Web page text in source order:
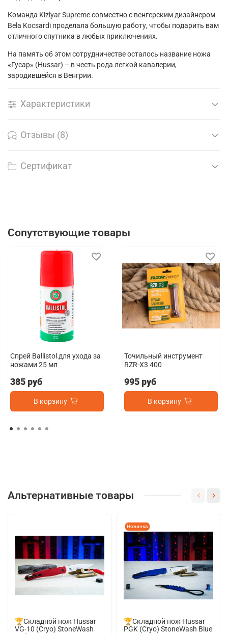
Команда Kizlyar Supremeсовместно с венгерским дизайнером
Bela Kocsardi проделала большую работу, чтобы подарить вам
отличного спутника в любых приключениях.
На память об этом сотрудничестве осталось название ножа
«Гусар» (Hussar) – в честь рода легкой кавалерии,
зародившейся в Венгрии.
Характеристики
Отзывы (8)
Сертификат
Сопутствующие товары
Спрей Ballistol для ухода за
ножами 25 мл
385 руб
В корзину
Точильный инструмент
RZR-X3 400
995 руб
В корзину
Альтернативные товары
🏆Складной нож Hussar
VG-10 (Cryo) StoneWash
Новинка
🏆Складной нож Hussar
PGK (Cryo) StoneWash Blue